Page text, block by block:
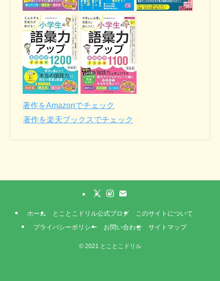
著作をAmazonでチェック
著作を楽天ブックスでチェック
ホーム とことこドリル公式ブログ
このサイトについて
プライバシーポリシー
お問い合わせ サイトマップ
©2021 とことこドリル